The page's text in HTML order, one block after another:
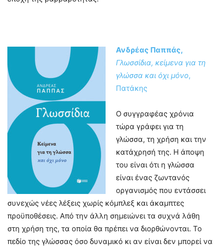
Ανδρέας Παππάς,
Γλωσσίδια, κείμενα για τη
γλώσσα και όχι μόνο,
Πατάκης
Ο συγγραφέας χρόνια
τώρα γράφει για τη
γλώσσα, τη χρήση και την
κατάχρησή της. Η άποψη
του είναι ότι η γλώσσα
είναι ένας ζωντανός
οργανισμός που εντάσσει
συνεχώς νέες λέξεις χωρίς κόμπλεξ και άκαμπτες
προϋποθέσεις. Από την άλλη σημειώνει τα συχνά λάθη
στη χρήση της, τα οποία θα πρέπει να διορθώνονται. Το
πεδίο της γλώσσας όσο δυναμικό κι αν είναι δεν μπορεί να